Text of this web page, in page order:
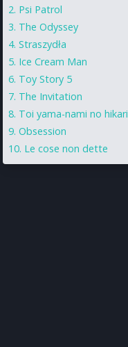
Psi Patrol
The Odyssey
Straszydła
Ice Cream Man
Toy Story 5
The Invitation
Toi yama-nami no hikari
Obsession
Le cose non dette